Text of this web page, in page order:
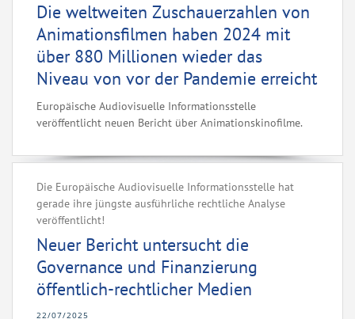
Die weltweiten Zuschauerzahlen von
Animationsfilmen haben 2024 mit
über 880 Millionen wieder das
Niveau von vor der Pandemie erreicht
Europäische Audiovisuelle Informationsstelle
veröffentlicht neuen Bericht über Animationskinofilme.‌
Die Europäische Audiovisuelle Informationsstelle hat
gerade ihre jüngste ausführliche rechtliche Analyse
veröffentlicht!
Neuer Bericht untersucht die
Governance und Finanzierung
öffentlich-rechtlicher Medien
22/07/2025